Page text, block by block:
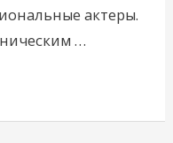
актеры.
…